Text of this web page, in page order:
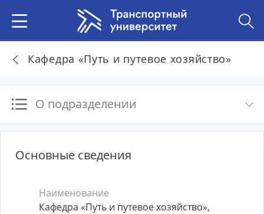
Кафедра «Путь и путевое хозяйство»
О подразделении
Основные сведения
Наименование
Кафедра «Путь и путевое хозяйство»,